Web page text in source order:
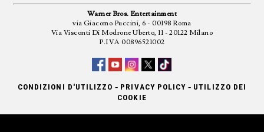
Warner Bros. Entertainment
via Giacomo Puccini, 6 - 00198 Roma
Via Visconti Di Modrone Uberto, 11 - 20122 Milano
P.IVA 00896521002
CONDIZIONI D'UTILIZZO - PRIVACY POLICY - UTILIZZO DEI
COOKIE